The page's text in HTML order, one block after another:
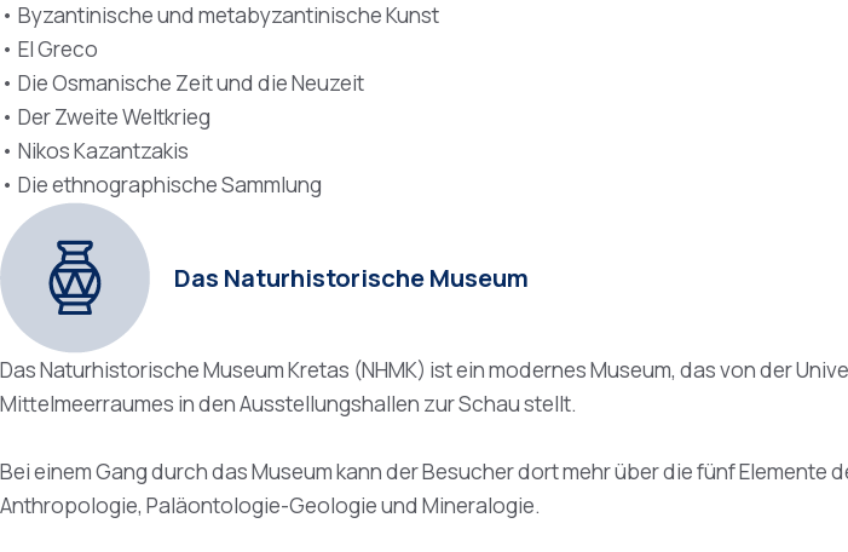
• Byzantinische und metabyzantinische Kunst
• El Greco
• Die Osmanische Zeit und die Neuzeit
• Der Zweite Weltkrieg
• Nikos Kazantzakis
• Die ethnographische Sammlung
Das Naturhistorische Museum
Das Naturhistorische Museum Kretas (NHMK) ist ein modernes Museum, das von der
Mittelmeerraumes in den Ausstellungshallen zur Schau stellt.
Bei einem Gang durch das Museum kann der Besucher dort mehr über die fünf
Anthropologie, Paläontologie-Geologie und Mineralogie.